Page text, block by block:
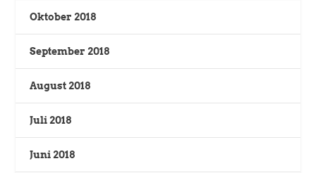
Oktober 2018
September 2018
August 2018
Juli 2018
Juni 2018